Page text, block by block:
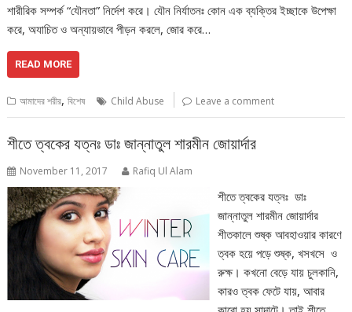
শারীরিক সম্পর্ক “যৌনতা” নির্দেশ করে। যৌন নির্যাতনঃ কোন এক ব্যক্তির ইচ্ছাকে উপেক্ষা
করে, অযাচিত ও অন্যায়ভাবে পীড়ন করলে, জোর করে…
READ MORE
আমাদের শরীর,বিশেষ Child Abuse Leave a comment
শীতে ত্বকের যত্নঃ ডাঃ জান্নাতুল শারমীন জোয়ার্দার
November 11, 2017 Rafiq Ul Alam
শীতে ত্বকের যত্নঃ ডাঃ
জান্নাতুল শারমীন জোয়ার্দার
শীতকালে শুষ্ক আবহাওয়ার কারণে
ত্বক হয়ে পড়ে শুষ্ক, খসখসে ও
রুক্ষ। কখনো বেড়ে যায় চুলকানি,
কারও ত্বক ফেটে যায়, আবার